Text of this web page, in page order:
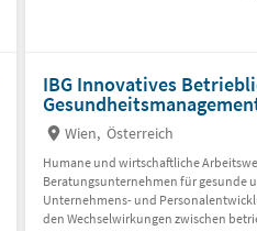
IBG Innovatives
Wien,Österreich
Humane und wirtschaftliche
Beratungsunternehmen für gesunde
Unternehmens- und
den Wechselwirkungen zwischen